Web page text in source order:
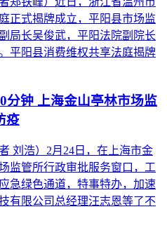
正式揭牌成立，平阳县市场监
局长吴俊武，平阳法院副院长
平阳县消费维权共享法庭揭牌
分钟 上海金山亭林市场监
疫
刘浩）2月24日，在上海市金
监管所行政审批服务窗口，工
急绿色通道，特事特办，加速
有限公司总经理汪志恩等了不